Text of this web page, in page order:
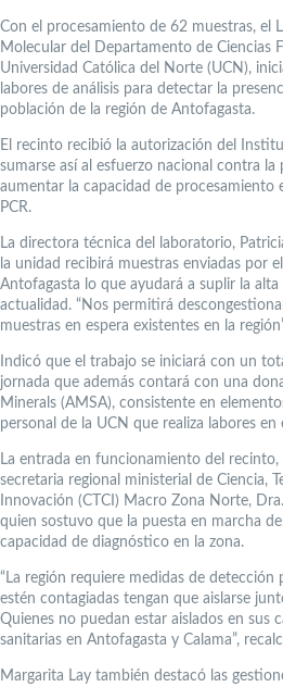
Con el procesamiento de 62 muestras, el
Molecular del Departamento de Ciencias
Universidad Católica del Norte (UCN),
labores de análisis para detectar la
población de la región de Antofagasta.
El recinto recibió la autorización del
sumarse así al esfuerzo nacional contra
aumentar la capacidad de procesamiento
PCR.
La directora técnica del laboratorio,
la unidad recibirá muestras enviadas por
Antofagasta lo que ayudará a suplir la
actualidad. “Nos permitirá
muestras en espera existentes en la
Indicó que el trabajo se iniciará con un
jornada que además contará con una
Minerals (AMSA), consistente en
personal de la UCN que realiza labores en
La entrada en funcionamiento del
secretaria regional ministerial de Ciencia,
Innovación (CTCI) Macro Zona Norte,
quien sostuvo que la puesta en marcha
capacidad de diagnóstico en la zona.
“La región requiere medidas de detección
estén contagiadas tengan que aislarse
Quienes no puedan estar aislados en sus
sanitarias en Antofagasta y Calama”,
Margarita Lay también destacó las